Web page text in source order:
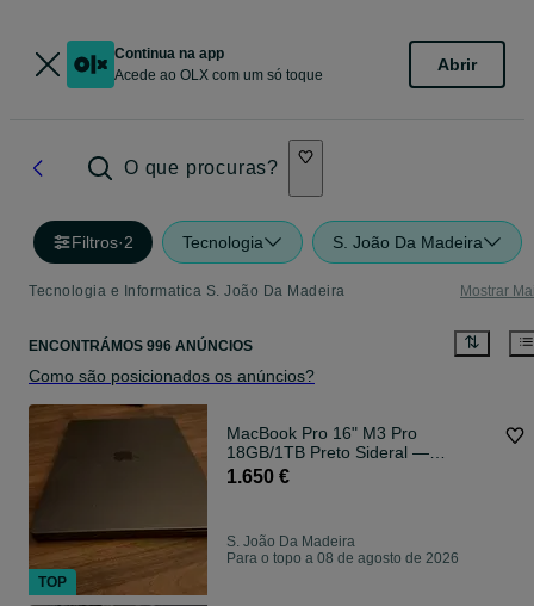
Continua na app
Acede ao OLX com um só toque
Abrir
O que procuras?
Filtros·2 Tecnologia S. João Da Madeira
Tecnologia e Informatica S. João Da Madeira Mostrar
ENCONTRÁMOS 996 ANÚNCIOS
Como são posicionados os anúncios?
MacBook Pro 16" M3 Pro
18GB/1TB Preto Sideral —
Excelente estado
1.650 €
S. João Da Madeira
Para o topo a 08 de agosto de 2026
TOP